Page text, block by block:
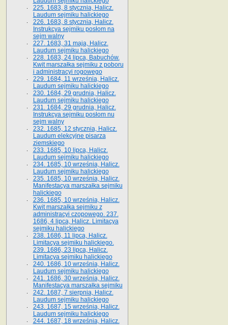
225. 1683, 8 stycznia, Halicz.
Laudum sejmiku halickiego
226. 1683, 8 stycznia, Halicz.
Instrukcya sejmiku posłom na
sejm walny
227. 1683, 31 maja, Halicz.
Laudum sejmiku halickiego
228. 1683, 24 lipca, Babuchów.
Kwit marszałka sejmiku z poboru
i administracyi rogowego
229. 1684, 11 września, Halicz.
Laudum sejmiku halickiego
230. 1684, 29 grudnia, Halicz.
Laudum sejmiku halickiego
231. 1684, 29 grudnia, Halicz.
Instrukcya sejmiku posłom nu
sejm walny
232. 1685, 12 stycznia, Halicz.
Laudum elekcyjne pisarza
ziemskiego
233. 1685, 10 lipca, Halicz.
Laudum sejmiku halickiego
234. 1685, 10 września, Halicz.
Laudum sejmiku halickiego
235. 1685, 10 września, Halicz.
Manifestacya marszałka sejmiku
halickiego
236. 1685, 10 września, Halicz.
Kwit marszałka sejmiku z
administracyi czopowego. 237.
1686, 4 lipca, Halicz. Limitacya
sejmiku halickiego
238. 1686, 11 lipca, Halicz.
Limitacya sejmiku halickiego.
239. 1686, 23 lipca, Halicz.
Limitacya sejmiku halickiego
240. 1686, 10 września, Halicz.
Laudum sejmiku halickiego
241. 1686, 30 września, Halicz.
Manifestacya marszałka sejmiku
242. 1687, 7 sierpnia, Halicz.
Laudum sejmiku halickiego
243. 1687, 15 września, Halicz.
Laudum sejmiku halickiego
244. 1687, 18 września, Halicz.